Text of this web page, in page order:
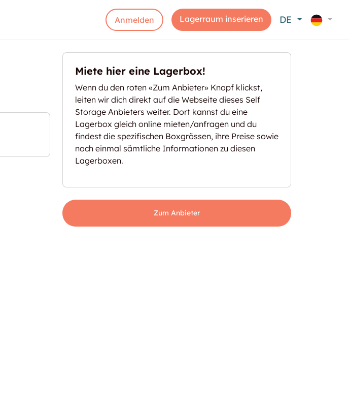
Anmelden Lagerraum inserieren DE
Miete hier eine Lagerbox!
Wenn du den roten «Zum Anbieter» Knopf klickst,
leiten wir dich direkt auf die Webseite dieses Self
Storage Anbieters weiter. Dort kannst du eine
Lagerbox gleich online mieten/anfragen und du
findest die spezifischen Boxgrössen, ihre Preise sowie
noch einmal sämtliche Informationen zu diesen
Lagerboxen.
Zum Anbieter